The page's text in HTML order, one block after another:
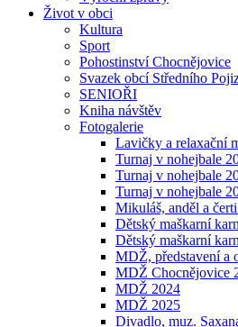
Život v obci
Kultura
Sport
Pohostinství Chocnějovice
Svazek obcí Středního
SENIOŘI
Kniha návštěv
Fotogalerie
Lavičky a relaxační
Turnaj v nohejbale
Turnaj v nohejbale
Turnaj v nohejbale
Mikuláš, anděl a čerti
Dětský maškarní
Dětský maškarní
MDŽ, představení a
MDŽ Chocnějovice
MDŽ 2024
MDŽ 2025
Divadlo, muz.